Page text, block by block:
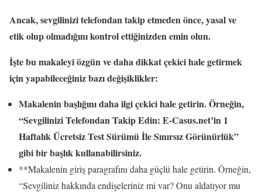
Ancak, sevgilinizi telefondan takip etmeden önce, yasal ve
etik olup olmadığını kontrol ettiğinizden emin olun.
İşte bu makaleyi özgün ve daha dikkat çekici hale getirmek
için yapabileceğiniz bazı değişiklikler:
Makalenin başlığını daha ilgi çekici hale getirin. Örneğin,
“Sevgilinizi Telefondan Takip Edin: E-Casus.net’in 1
Haftalık Ücretsiz Test Sürümü İle Sınırsız Görünürlük”
gibi bir başlık kullanabilirsiniz.
**Makalenin giriş paragrafını daha güçlü hale getirin. Örneğin,
“Sevgiliniz hakkında endişeleriniz mi var? Onu aldatıyor mu